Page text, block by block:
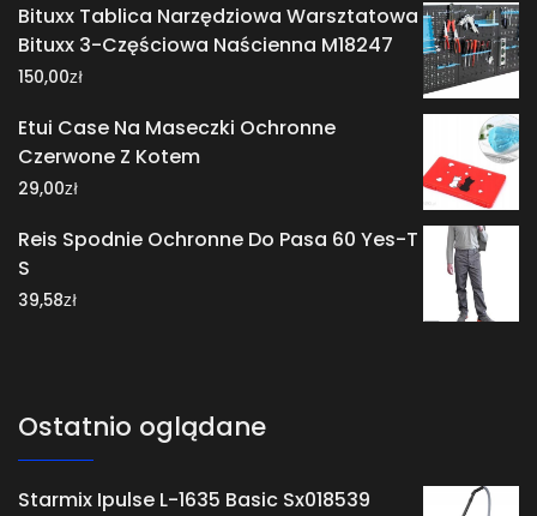
Bituxx Tablica Narzędziowa Warsztatowa
Bituxx 3-Częściowa Naścienna M18247
150,00zł
Etui Case Na Maseczki Ochronne
Czerwone Z Kotem
29,00zł
Reis Spodnie Ochronne Do Pasa 60 Yes-T
S
39,58zł
Ostatnio oglądane
Starmix Ipulse L-1635 Basic Sx018539